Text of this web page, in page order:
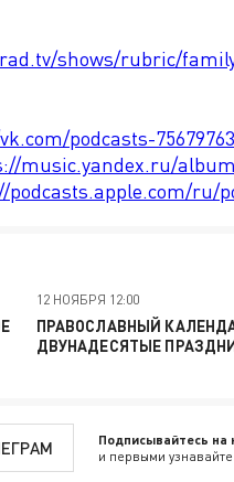
shows/rubric/
podcasts-75679763
music.yandex.ru/
podcasts.apple.com/ru/
12 НОЯБРЯ 12:00
ПРАВОСЛАВНЫЙ
ДВУНАДЕСЯТЫЕ
Подписывайтесь на
и первыми